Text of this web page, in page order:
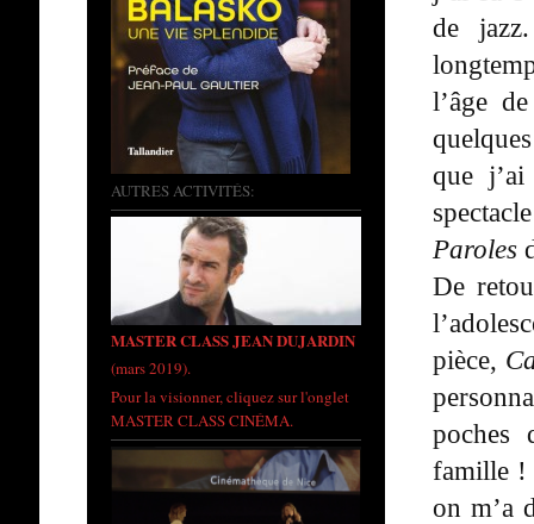
de
l’âge
que
Paroles
De
pièce,
poches
famille !
on m’a
AUTRES ACTIVITÉS:
MASTER CLASS JEAN DUJARDIN
(mars 2019).
Pour la visionner, cliquez sur l'onglet
MASTER CLASS CINÉMA.